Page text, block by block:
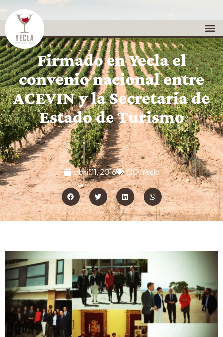
Firmado en Yecla el
convenio nacional entre
ACEVIN y la Secretaria de
Estado de Turismo
abril 11, 2016 DO Yecla